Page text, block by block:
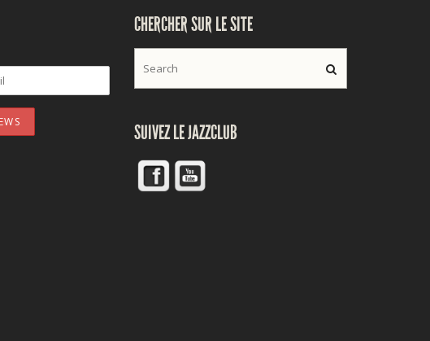
CHERCHER SUR LE SITE
SUIVEZ LE JAZZCLUB